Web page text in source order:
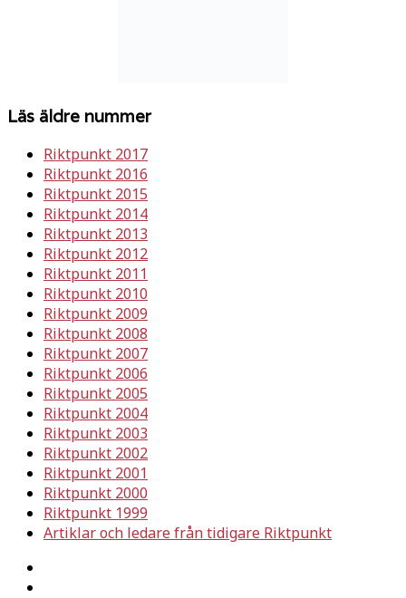
Läs äldre nummer
Riktpunkt 2017
Riktpunkt 2016
Riktpunkt 2015
Riktpunkt 2014
Riktpunkt 2013
Riktpunkt 2012
Riktpunkt 2011
Riktpunkt 2010
Riktpunkt 2009
Riktpunkt 2008
Riktpunkt 2007
Riktpunkt 2006
Riktpunkt 2005
Riktpunkt 2004
Riktpunkt 2003
Riktpunkt 2002
Riktpunkt 2001
Riktpunkt 2000
Riktpunkt 1999
Artiklar och ledare från tidigare Riktpunkt